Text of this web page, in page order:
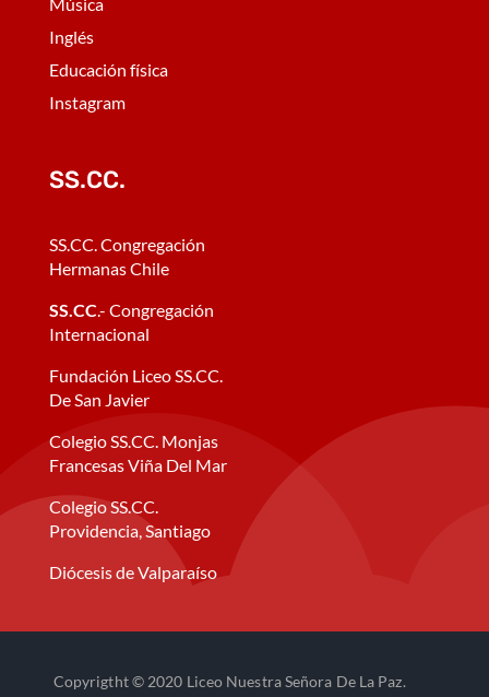
Inglés
Educación física
Instagram
SS.CC.
SS.CC. Congregación
Hermanas Chile
SS.CC.- Congregación
Internacional
Fundación Liceo SS.CC.
De San Javier
Colegio SS.CC. Monjas
Francesas Viña Del Mar
Colegio SS.CC.
Providencia, Santiago
Diócesis de Valparaíso
Copyrigtht © 2020 Liceo Nuestra Señora De La Paz.